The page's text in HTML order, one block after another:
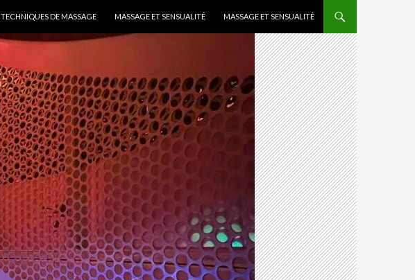
TECHNIQUES DE MASSAGE MASSAGE ET SENSUALITÉ MASSAGE ET SENSUALITÉ